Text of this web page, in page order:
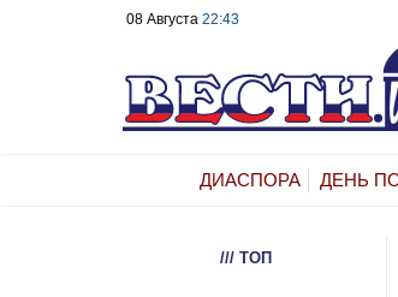
08 Августа 22:43
ДИАСПОРА ДЕНЬ
/// ТОП